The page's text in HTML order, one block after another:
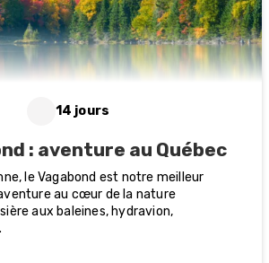
14 jours
: aventure au Québec
le Vagabond est notre meilleur
au cœur de la nature
aux baleines, hydravion,